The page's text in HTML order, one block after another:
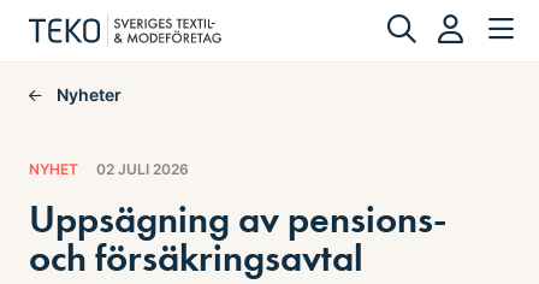
Nyheter
NYHET 02 JULI 2026
Uppsägning av pensions-
och försäkringsavtal